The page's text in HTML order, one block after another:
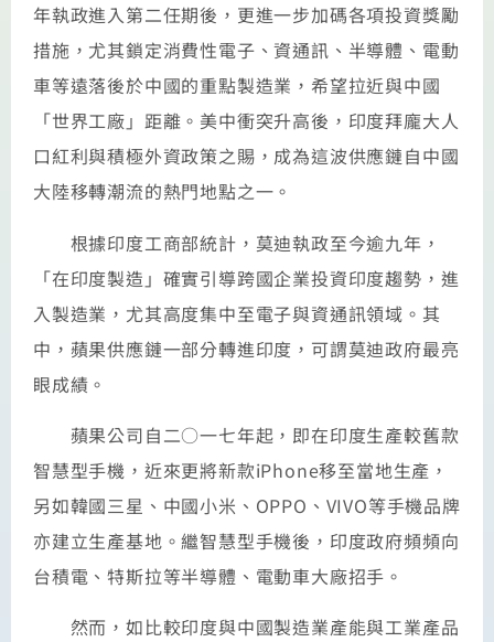
年執政進入第二任期後，更進一步加碼各項投資獎勵
措施，尤其鎖定消費性電子、資通訊、半導體、電動
車等遠落後於中國的重點製造業，希望拉近與中國
「世界工廠」距離。美中衝突升高後，印度拜龐大人
口紅利與積極外資政策之賜，成為這波供應鏈自中國
大陸移轉潮流的熱門地點之一。
根據印度工商部統計，莫迪執政至今逾九年，
「在印度製造」確實引導跨國企業投資印度趨勢，進
入製造業，尤其高度集中至電子與資通訊領域。其
中，蘋果供應鏈一部分轉進印度，可謂莫迪政府最亮
眼成績。
蘋果公司自二○一七年起，即在印度生產較舊款
智慧型手機，近來更將新款iPhone移至當地生產，
另如韓國三星、中國小米、OPPO、VIVO等手機品牌
亦建立生產基地。繼智慧型手機後，印度政府頻頻向
台積電、特斯拉等半導體、電動車大廠招手。
然而，如比較印度與中國製造業產能與工業產品